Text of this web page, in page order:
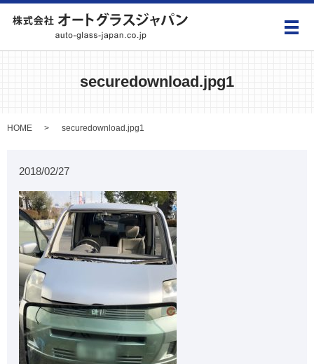
メ
securedownload.jpg1
HOME securedownload.jpg1
2018/02/27